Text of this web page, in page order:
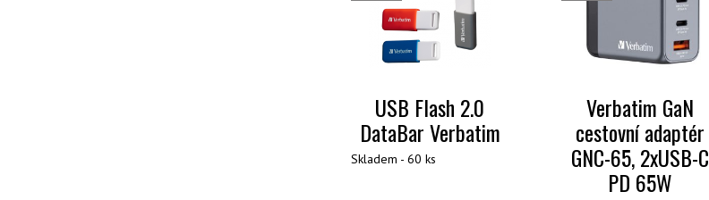
USB Flash 2.0
DataBar Verbatim
Skladem - 60 ks
Verbatim GaN
cestovní adaptér
GNC-65, 2xUSB-C
PD 65W